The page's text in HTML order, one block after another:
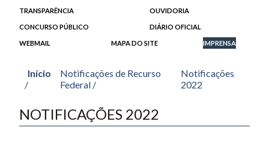
TRANSPARÊNCIA OUVIDORIA
CONCURSO PÚBLICO DIÁRIO OFICIAL
WEBMAIL MAPA DO SITE IMPRENSA
Início
/
Notificações de Recurso
Federal /
Notificações
2022
NOTIFICAÇÕES 2022